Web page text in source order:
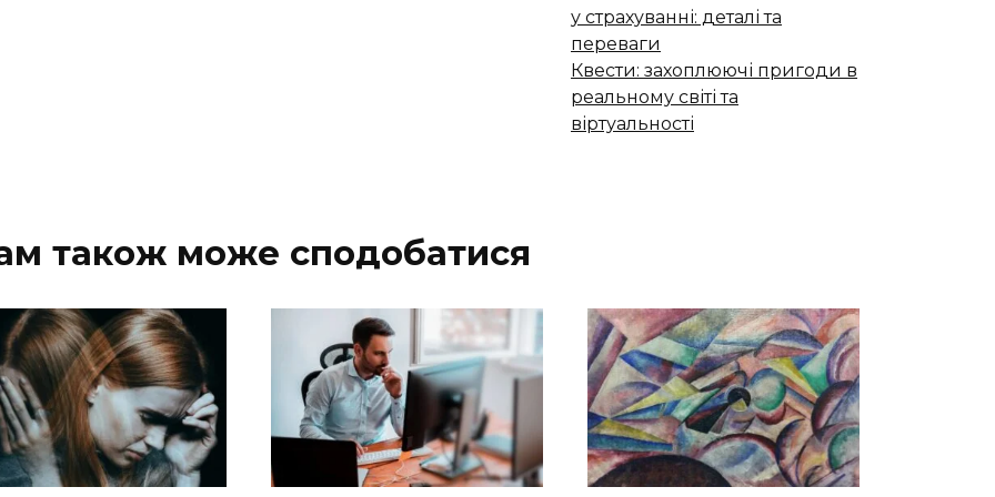
у страхуванні: деталі та
переваги
Квести: захоплюючі пригоди в
реальному світі та
віртуальності
також може сподобатися